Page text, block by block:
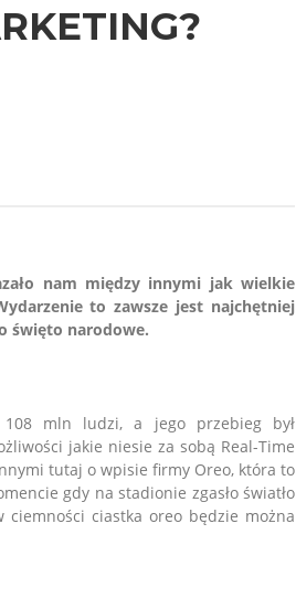
nam między innymi jak wielkie
to zawsze jest najchętniej
święto narodowe.
mln ludzi, a jego przebieg był
jakie niesie za sobą Real-Time
tutaj o wpisie firmy Oreo, która to
gdy na stadionie zgasło światło
ciastka oreo będzie można